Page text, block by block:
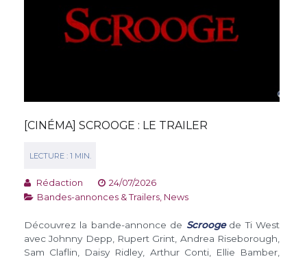
[CINÉMA] SCROOGE : LE TRAILER
Rédaction
24/07/2026
Bandes-annonces & Trailers, News
Découvrez la bande-annonce de Scroogede Ti West
avec Johnny Depp, Rupert Grint, Andrea Riseborough,
Sam Claflin, Daisy Ridley, Arthur Conti, Ellie Bamber,